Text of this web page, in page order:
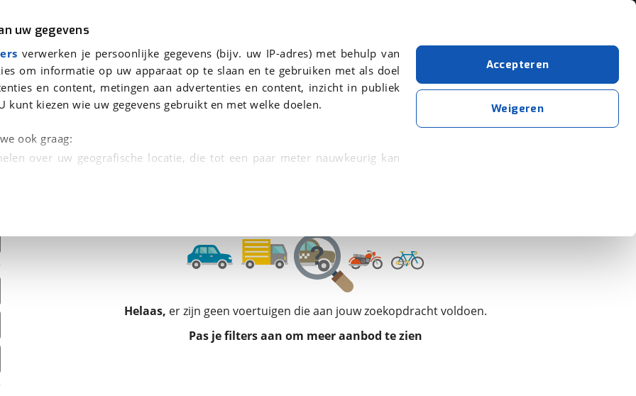
uw gegevens
verwerken je persoonlijke gegevens (bijv. uw IP-adres) met behulp van
om informatie op uw apparaat op te slaan en te gebruiken met als doel
en content, metingen aan advertenties en content, inzicht in publiek
kunt kiezen wie uw gegevens gebruikt en met welke doelen.
ook graag:
over uw geografische locatie, die tot een paar meter nauwkeurig kan
uw toestemming op elk moment wijzigen of intrekken in de
technieken zorgen we voor een betere en meer persoonlijke ervaring.
ervoor dat de website goed werkt. Ook gebruiken we analytische cookies
We tonen je graag relevante advertenties en gebruiken daarvoor
op en buiten onze website volgt – uiteraard op anonieme basis. Meer
en privacyverklaring
cookies. Je voorkeuren kun je later altijd aanpassen via de
Accepteren
Weigeren
Bouwjaar t/m 2024
Helaas, er zijn geen voertuigen die aan jouw zoekopdracht voldoen.
Pas je filters aan om meer aanbod te zien